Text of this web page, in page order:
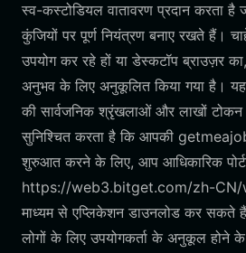
स्व-कस्टोडियल वातावरण प्रदान करता है
कुंजियों पर पूर्ण नियंत्रण बनाए रखते हैं।
उपयोग कर रहे हों या डेस्कटॉप ब्राउज़र
अनुभव के लिए अनुकूलित किया गया है।
की सार्वजनिक श्रृंखलाओं और लाखों टोकन
सुनिश्चित करता है कि आपकी
शुरुआत करने के लिए, आप आधिकारिक
https://web3.bitget.com/zh-
माध्यम से एप्लिकेशन डाउनलोड कर सकते
लोगों के लिए उपयोगकर्ता के अनुकूल होने के